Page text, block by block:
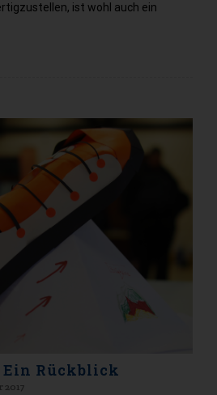
ist wohl auch ein
Ein Rückblick
2017